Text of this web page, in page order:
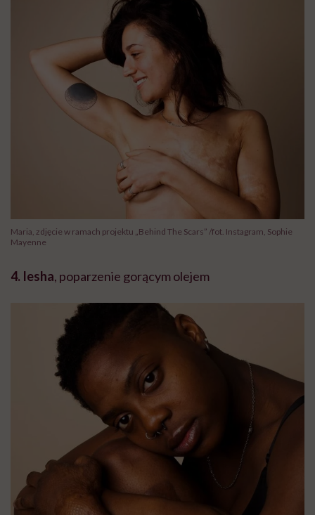
Maria, zdjęcie w ramach projektu „Behind The Scars” /fot. Instagram, Sophie
Mayenne
4. Iesha, poparzenie gorącym olejem